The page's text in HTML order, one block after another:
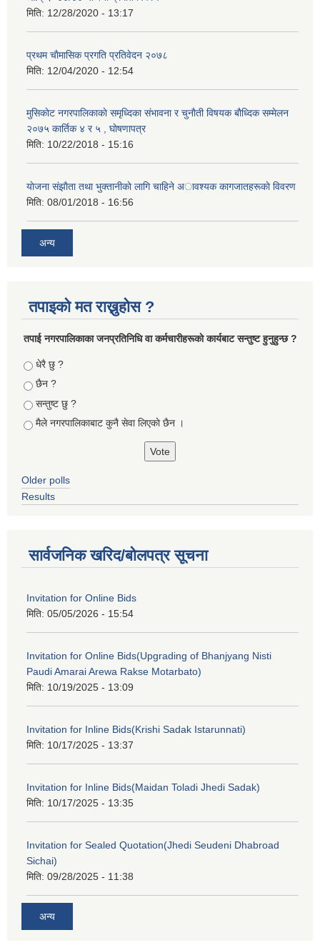
मिति: 12/28/2020 - 13:17
प्रथम चाैमासिक प्रगति प्रतिवेदन २०७८
मिति: 12/04/2020 - 12:54
मुसिकाेट नगरपालिकाकाे समृध्दिका संभावना र चुनाैती विषयक बाैध्दिक सम्मेलन
२०७५ कार्तिक ४ र ५ , घाेषणापत्र
मिति: 10/22/2018 - 15:16
याेजना संझाैता तथा भुक्तानीकाे लागि चाहिने अावश्यक कागजातहरूकाे विवरण
मिति: 08/01/2018 - 16:56
अन्य
तपाइको मत राख्नुहोस ?
तपा‌ई नगरपालिकाका जनप्रतिनिधि वा कर्मचारीहरूकाे कार्यबाट सन्तुष्ट हुनुहुन्छ ?
Choices
धेरै छु ?
छैन ?
सन्तुष्ट छु ?
मैले नगरपालिकाबाट कुनै सेवा लिएकाे छैन ।
Older polls
Results
सार्वजनिक खरिद/बोलपत्र सूचना
Invitation for Online Bids
मिति: 05/05/2026 - 15:54
Invitation for Online Bids(Upgrading of Bhanjyang Nisti
Paudi Amarai Arewa Rakse Motarbato)
मिति: 10/19/2025 - 13:09
Invitation for Inline Bids(Krishi Sadak Istarunnati)
मिति: 10/17/2025 - 13:37
Invitation for Inline Bids(Maidan Toladi Jhedi Sadak)
मिति: 10/17/2025 - 13:35
Invitation for Sealed Quotation(Jhedi Seudeni Dhabroad
Sichai)
मिति: 09/28/2025 - 11:38
अन्य